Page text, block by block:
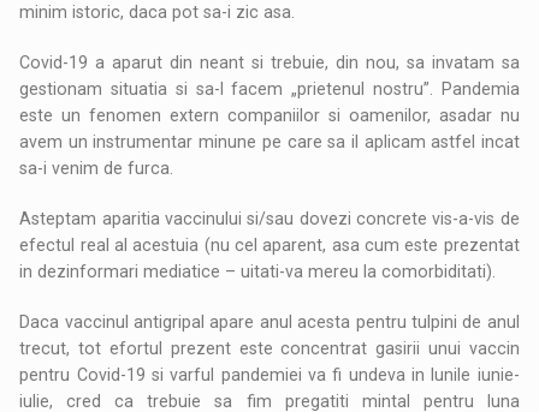
minim istoric, daca pot sa-i zic asa.
Covid-19 a aparut din neant si trebuie, din nou, sa invatam sa
gestionam situatia si sa-l facem „prietenul nostru”. Pandemia
este un fenomen extern companiilor si oamenilor, asadar nu
avem un instrumentar minune pe care sa il aplicam astfel incat
sa-i venim de furca.
Asteptam aparitia vaccinului si/sau dovezi concrete vis-a-vis de
efectul real al acestuia (nu cel aparent, asa cum este prezentat
in dezinformari mediatice – uitati-va mereu la comorbiditati).
Daca vaccinul antigripal apare anul acesta pentru tulpini de anul
trecut, tot efortul prezent este concentrat gasirii unui vaccin
pentru Covid-19 si varful pandemiei va fi undeva in lunile iunie-
iulie, cred ca trebuie sa fim pregatiti mintal pentru luna